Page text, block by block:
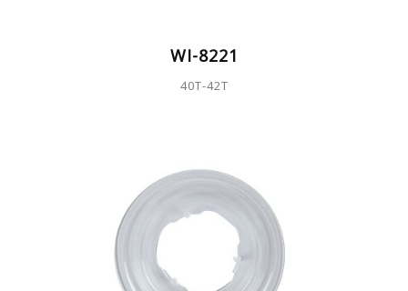
WI-8221
40T-42T